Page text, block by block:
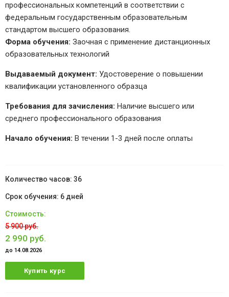
профессиональных компетенций в соответствии с
федеральным государственным образовательным
стандартом высшего образования.
Форма обучения: Заочная с применение дистанционных
образовательных технологий
Выдаваемый документ: Удостоверение о повышении
квалификации установленного образца
Требования для зачисления: Наличие высшего или
среднего профессионального образования
Начало обучения: В течении 1-3 дней после оплаты
36
6 дней
5 900 руб.
2 990 руб.
до 14.08.2026
Купить курс